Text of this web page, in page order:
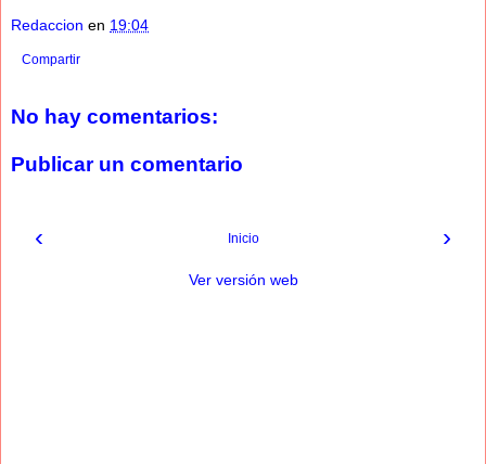
Redaccion en 19:04
Compartir
No hay comentarios:
Publicar un comentario
‹ ›
Inicio
Ver versión web